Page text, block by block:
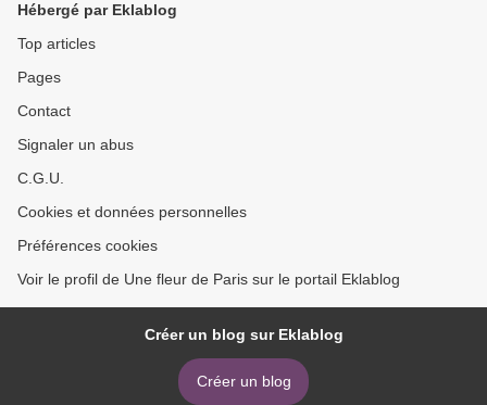
Hébergé par Eklablog
Top articles
Pages
Contact
Signaler un abus
C.G.U.
Cookies et données personnelles
Préférences cookies
Voir le profil de Une fleur de Paris sur le portail Eklablog
Créer un blog sur Eklablog
Créer un blog